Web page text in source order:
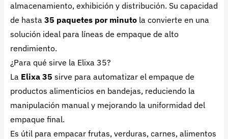
almacenamiento, exhibición y distribución. Su capacidad
de hasta 35 paquetes por minuto la convierte en una
solución ideal para líneas de empaque de alto
rendimiento.
¿Para qué sirve la Elixa 35?
La Elixa 35 sirve para automatizar el empaque de
productos alimenticios en bandejas, reduciendo la
manipulación manual y mejorando la uniformidad del
empaque final.
Es útil para empacar frutas, verduras, carnes, alimentos